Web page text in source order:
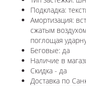
Подкладка:
Амортизация:
сжатым
поглощая
Беговые: да
Наличие в
Скидка - да
Доставка по